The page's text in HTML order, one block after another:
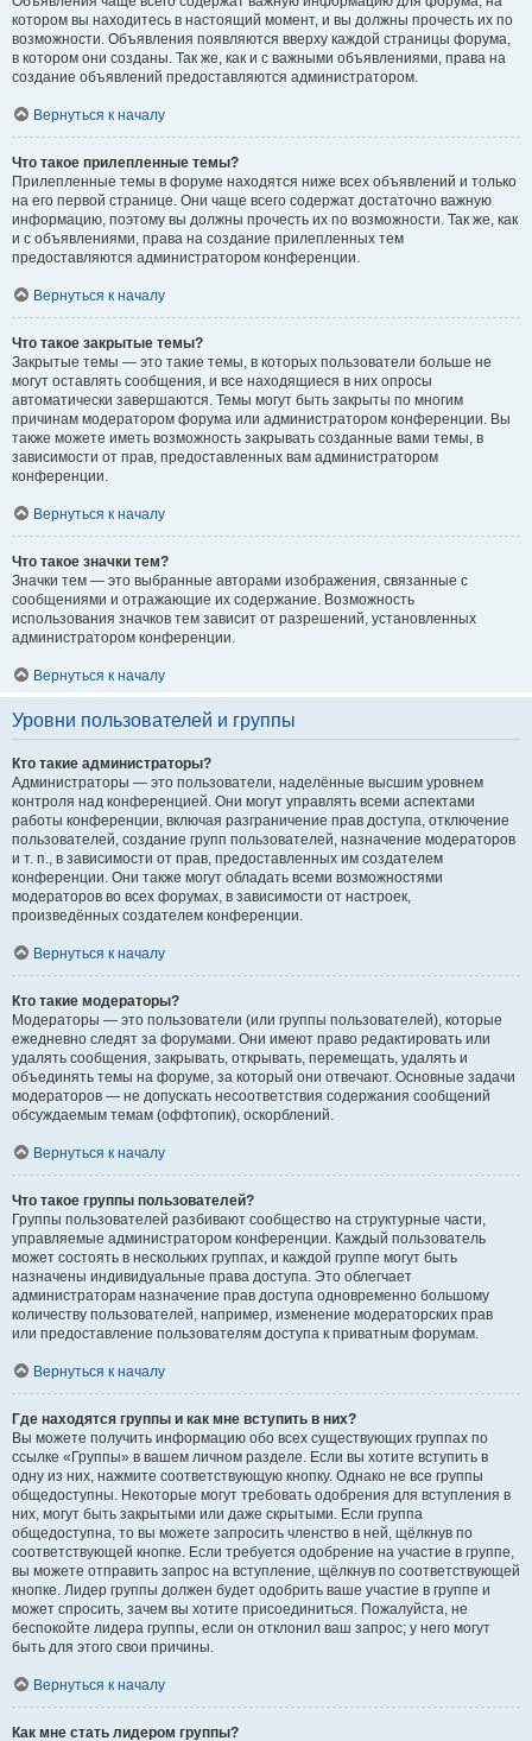
котором вы находитесь в настоящий момент, и вы должны прочесть их по
возможности. Объявления появляются вверху каждой страницы форума,
в котором они созданы. Так же, как и с важными объявлениями, права на
создание объявлений предоставляются администратором.
Вернуться к началу
Что такое прилепленные темы?
Прилепленные темы в форуме находятся ниже всех объявлений и только
на его первой странице. Они чаще всего содержат достаточно важную
информацию, поэтому вы должны прочесть их по возможности. Так же, как
и с объявлениями, права на создание прилепленных тем
предоставляются администратором конференции.
Вернуться к началу
Что такое закрытые темы?
Закрытые темы — это такие темы, в которых пользователи больше не
могут оставлять сообщения, и все находящиеся в них опросы
автоматически завершаются. Темы могут быть закрыты по многим
причинам модератором форума или администратором конференции. Вы
также можете иметь возможность закрывать созданные вами темы, в
зависимости от прав, предоставленных вам администратором
конференции.
Вернуться к началу
Что такое значки тем?
Значки тем — это выбранные авторами изображения, связанные с
сообщениями и отражающие их содержание. Возможность
использования значков тем зависит от разрешений, установленных
администратором конференции.
Вернуться к началу
Уровни пользователей и группы
Кто такие администраторы?
Администраторы — это пользователи, наделённые высшим уровнем
контроля над конференцией. Они могут управлять всеми аспектами
работы конференции, включая разграничение прав доступа, отключение
пользователей, создание групп пользователей, назначение модераторов
и т. п., в зависимости от прав, предоставленных им создателем
конференции. Они также могут обладать всеми возможностями
модераторов во всех форумах, в зависимости от настроек,
произведённых создателем конференции.
Вернуться к началу
Кто такие модераторы?
Модераторы — это пользователи (или группы пользователей), которые
ежедневно следят за форумами. Они имеют право редактировать или
удалять сообщения, закрывать, открывать, перемещать, удалять и
объединять темы на форуме, за который они отвечают. Основные задачи
модераторов — не допускать несоответствия содержания сообщений
обсуждаемым темам (оффтопик), оскорблений.
Вернуться к началу
Что такое группы пользователей?
Группы пользователей разбивают сообщество на структурные части,
управляемые администратором конференции. Каждый пользователь
может состоять в нескольких группах, и каждой группе могут быть
назначены индивидуальные права доступа. Это облегчает
администраторам назначение прав доступа одновременно большому
количеству пользователей, например, изменение модераторских прав
или предоставление пользователям доступа к приватным форумам.
Вернуться к началу
Где находятся группы и как мне вступить в них?
Вы можете получить информацию обо всех существующих группах по
ссылке «Группы» в вашем личном разделе. Если вы хотите вступить в
одну из них, нажмите соответствующую кнопку. Однако не все группы
общедоступны. Некоторые могут требовать одобрения для вступления в
них, могут быть закрытыми или даже скрытыми. Если группа
общедоступна, то вы можете запросить членство в ней, щёлкнув по
соответствующей кнопке. Если требуется одобрение на участие в группе,
вы можете отправить запрос на вступление, щёлкнув по соответствующей
кнопке. Лидер группы должен будет одобрить ваше участие в группе и
может спросить, зачем вы хотите присоединиться. Пожалуйста, не
беспокойте лидера группы, если он отклонил ваш запрос; у него могут
быть для этого свои причины.
Вернуться к началу
Как мне стать лидером группы?